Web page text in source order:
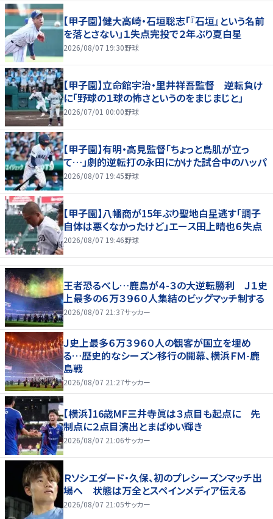
【甲子園】健大高崎・石垣聡志「『石垣』という名前
を落とさない」１失点完投で２年ぶり夏白星
2026/08/07 19:30野球
【甲子園】立命館宇治・里井祥吾監督 逆転負け
に「野球の１球の怖さというのをまじまじと」
2026/07/01 00:00野球
【甲子園】有明・高見監督「ちょっと鳥肌が立っ
て…」劇的逆転打の永田にかけた試合中のハッパ
2026/08/07 19:45野球
【甲子園】八幡商が15年ぶり聖地白星逃す「調子
自体は悪くなかったけど」エース田上晴也６失点
2026/08/07 19:46野球
王者恐るべし…鹿島が４-３の大逆転勝利 Ｊ１史
上最多の６万３９６０人集結のビッグマッチ制する
2026/08/07 21:37サッカー
Ｊ史上最多６万３９６０人の観客が国立を埋め
る…歴史的なシーズン移行の開幕、横浜ＦＭ-鹿
島戦
2026/08/07 21:27サッカー
【横浜】16歳MF三井寺眞は３点目も起点に 先
制点に２点目演出とまばゆい輝き
2026/08/07 21:06サッカー
Ｒソシエダード・久保、初のプレシーズンマッチ出
場へ 状態は万全とスペインメディア伝える
2026/08/07 21:05サッカー